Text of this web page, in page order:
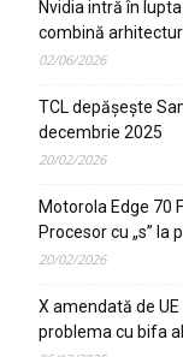
Nvidia intră în
combină
02/06/2026
TCL depășește
decembrie 2025
20/02/2026
Motorola Edge 70
Procesor cu „s” la
20/02/2026
X amendată de
problema cu bifa